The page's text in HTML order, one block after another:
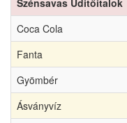
Coca Cola
Fanta
Gyömbér
Ásványvíz